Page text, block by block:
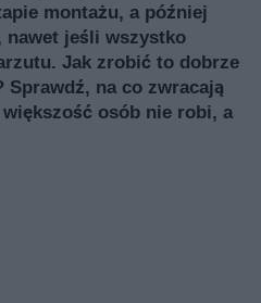
montażu, a później
nawet jeśli wszystko
Jak zrobić to dobrze
na co zwracają
osób nie robi, a